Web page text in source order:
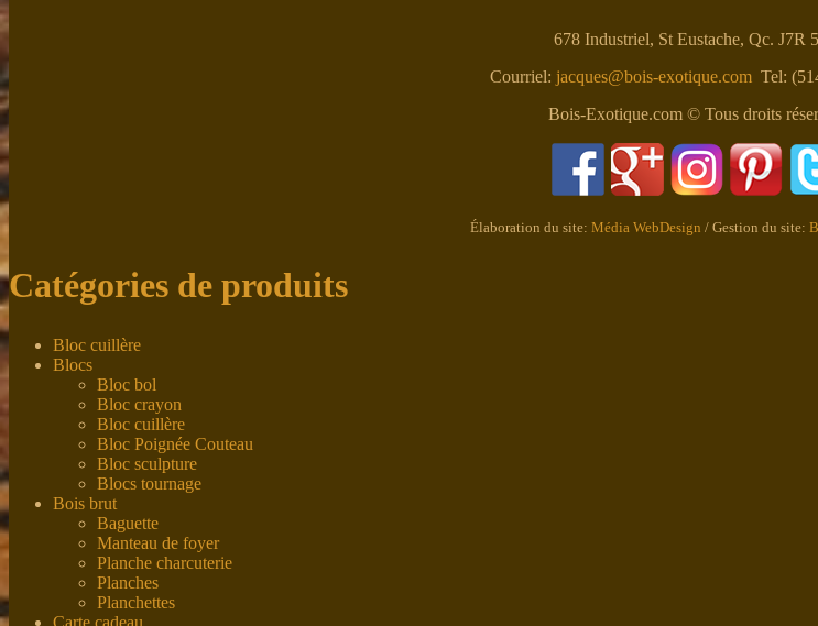
678 Industriel, St Eustache, Qc. J7R
Courriel: jacques@bois-exotique.comTel:
Bois-Exotique.com © Tous droits
Élaboration du site: Média WebDesign / Gestion du site:
Catégories de produits
Bloc cuillère
Blocs
Bloc bol
Bloc crayon
Bloc cuillère
Bloc Poignée Couteau
Bloc sculpture
Blocs tournage
Bois brut
Baguette
Manteau de foyer
Planche charcuterie
Planches
Planchettes
Carte cadeau